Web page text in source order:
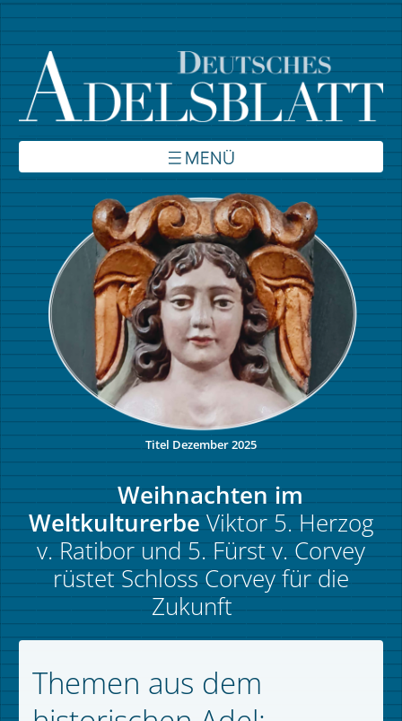
Über uns
Inhalte
Verbände
Autoren
Kontakt
Titel Dezember 2025
Weihnachten im
Weltkulturerbe Viktor 5. Herzog
v. Ratibor und 5. Fürst v. Corvey
rüstet Schloss Corvey für die
Zukunft
Themen aus dem